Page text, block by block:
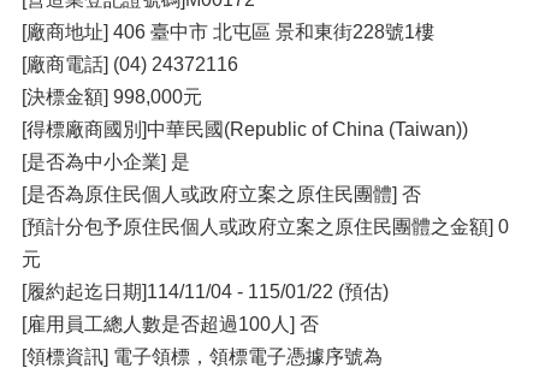
[廠商地址] 406 臺中市 北屯區 景和東街228號1樓
[廠商電話] (04) 24372116
[決標金額] 998,000元
[得標廠商國別]中華民國(Republic of China (Taiwan))
[是否為中小企業] 是
[是否為原住民個人或政府立案之原住民團體] 否
[預計分包予原住民個人或政府立案之原住民團體之金額] 0
元
[履約起迄日期]114/11/04 - 115/01/22 (預估)
[雇用員工總人數是否超過100人] 否
[領標資訊] 電子領標，領標電子憑據序號為